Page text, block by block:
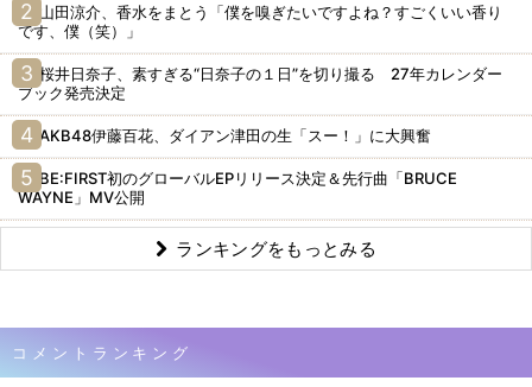
山田涼介、香水をまとう「僕を嗅ぎたいですよね？すごくいい香り
です、僕（笑）」
桜井日奈子、素すぎる“日奈子の１日”を切り撮る 27年カレンダー
ブック発売決定
AKB48伊藤百花、ダイアン津田の生「スー！」に大興奮
BE:FIRST初のグローバルEPリリース決定＆先行曲「BRUCE
WAYNE」MV公開
ランキングをもっとみる
コメントランキング